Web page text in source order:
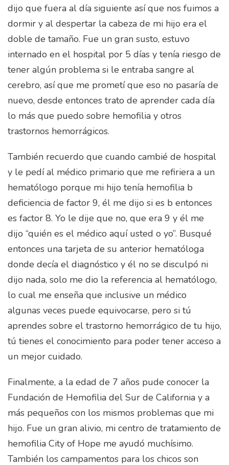
dijo que fuera al día siguiente así que nos fuimos a
dormir y al despertar la cabeza de mi hijo era el
doble de tamaño. Fue un gran susto, estuvo
internado en el hospital por 5 días y tenía riesgo de
tener algún problema si le entraba sangre al
cerebro, así que me prometí que eso no pasaría de
nuevo, desde entonces trato de aprender cada día
lo más que puedo sobre hemofilia y otros
trastornos hemorrágicos.
También recuerdo que cuando cambié de hospital
y le pedí al médico primario que me refiriera a un
hematólogo porque mi hijo tenía hemofilia b
deficiencia de factor 9, él me dijo si es b entonces
es factor 8. Yo le dije que no, que era 9 y él me
dijo “quién es el médico aquí usted o yo”. Busqué
entonces una tarjeta de su anterior hematóloga
donde decía el diagnóstico y él no se disculpó ni
dijo nada, solo me dio la referencia al hematólogo,
lo cual me enseña que inclusive un médico
algunas veces puede equivocarse, pero si tú
aprendes sobre el trastorno hemorrágico de tu hijo,
tú tienes el conocimiento para poder tener acceso a
un mejor cuidado.
Finalmente, a la edad de 7 años pude conocer la
Fundación de Hemofilia del Sur de California y a
más pequeños con los mismos problemas que mi
hijo. Fue un gran alivio, mi centro de tratamiento de
hemofilia City of Hope me ayudó muchísimo.
También los campamentos para los chicos son